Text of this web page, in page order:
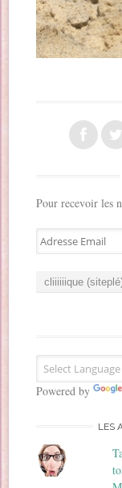
Pour recevoir les
A
d
E
m
a
Powered by
LES